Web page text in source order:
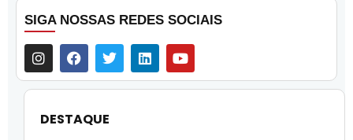
SIGA NOSSAS REDES SOCIAIS
DESTAQUE